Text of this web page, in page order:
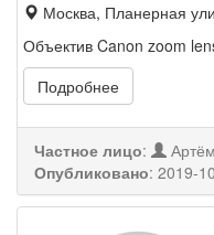
Москва, Планерная
Объектив Canon zoom
Подробнее
Частное лицо:
Артём
Опубликовано: 2019-